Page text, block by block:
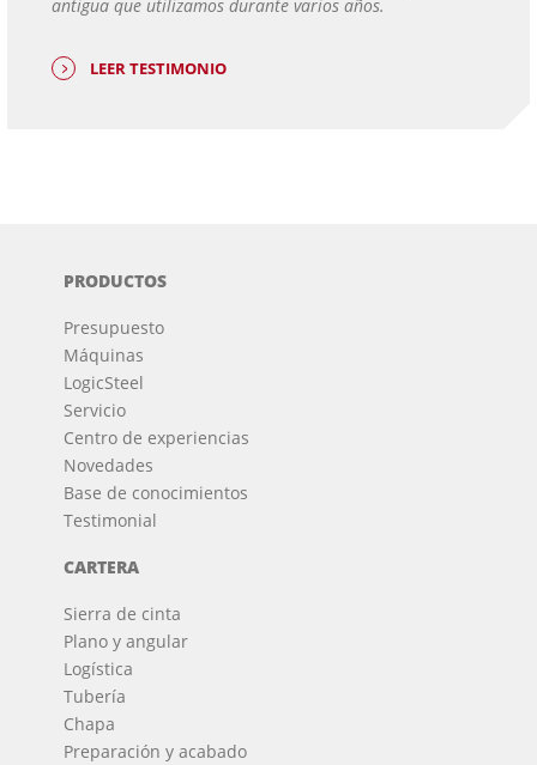
antigua que utilizamos durante varios años.
LEER TESTIMONIO
PRODUCTOS
Presupuesto
Máquinas
LogicSteel
Servicio
Centro de experiencias
Novedades
Base de conocimientos
Testimonial
CARTERA
Sierra de cinta
Plano y angular
Logística
Tubería
Chapa
Preparación y acabado